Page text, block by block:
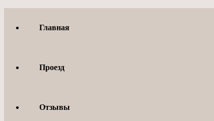
содержимомуГлавная
Проезд
Отзывы